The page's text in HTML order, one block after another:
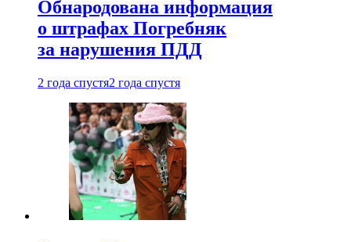
Обнародована информация
о штрафах Погребняк
за нарушения ПДД
2 года спустя2 года спустя